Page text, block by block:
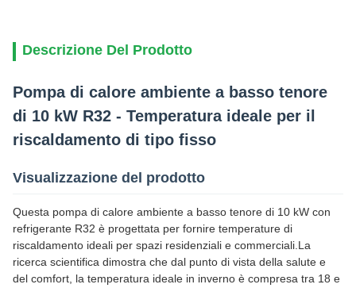
Descrizione Del Prodotto
Pompa di calore ambiente a basso tenore
di 10 kW R32 - Temperatura ideale per il
riscaldamento di tipo fisso
Visualizzazione del prodotto
Questa pompa di calore ambiente a basso tenore di 10 kW con
refrigerante R32 è progettata per fornire temperature di
riscaldamento ideali per spazi residenziali e commerciali.La
ricerca scientifica dimostra che dal punto di vista della salute e
del comfort, la temperatura ideale in inverno è compresa tra 18 e